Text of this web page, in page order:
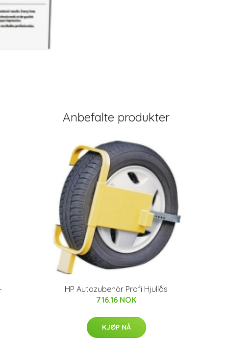
Anbefalte produkter
HP Autozubehör Profi Hjullås
716.16 NOK
KJØP NÅ